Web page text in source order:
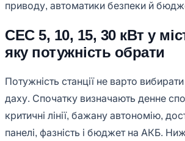
приводу, автоматики безпеки й
СЕС 5, 10, 15, 30 кВт у
яку потужність обрати
Потужність станції не варто
даху. Спочатку визначають денне
критичні лінії, бажану автономію,
панелі, фазність і бюджет на АКБ.